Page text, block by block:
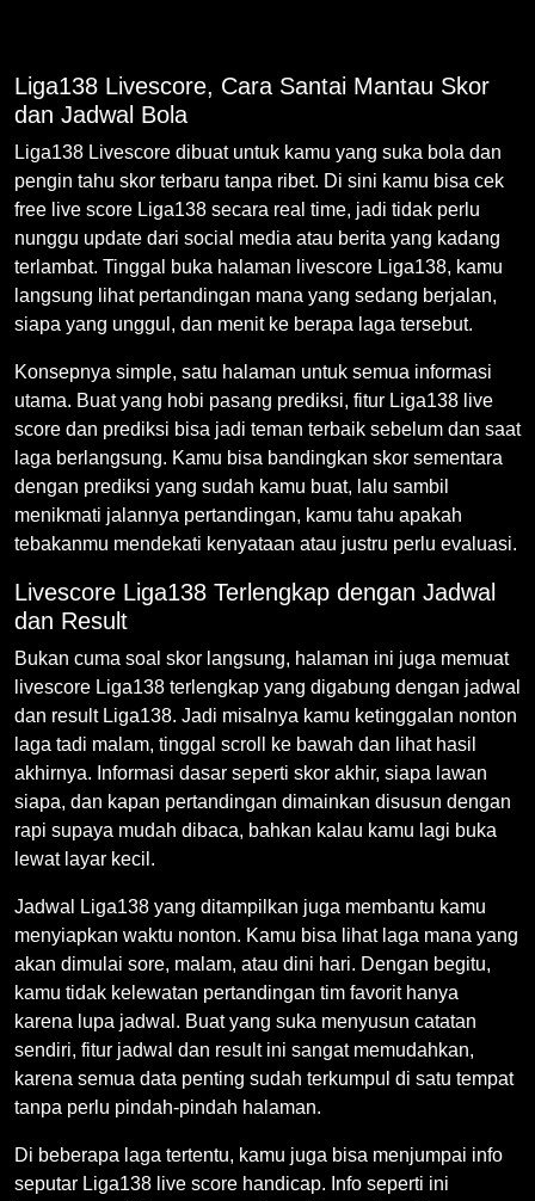
Liga138 Livescore, Cara Santai Mantau Skor
dan Jadwal Bola
Liga138 Livescore dibuat untuk kamu yang suka bola dan
pengin tahu skor terbaru tanpa ribet. Di sini kamu bisa cek
free live score Liga138 secara real time, jadi tidak perlu
nunggu update dari social media atau berita yang kadang
terlambat. Tinggal buka halaman livescore Liga138, kamu
langsung lihat pertandingan mana yang sedang berjalan,
siapa yang unggul, dan menit ke berapa laga tersebut.
Konsepnya simple, satu halaman untuk semua informasi
utama. Buat yang hobi pasang prediksi, fitur Liga138 live
score dan prediksi bisa jadi teman terbaik sebelum dan saat
laga berlangsung. Kamu bisa bandingkan skor sementara
dengan prediksi yang sudah kamu buat, lalu sambil
menikmati jalannya pertandingan, kamu tahu apakah
tebakanmu mendekati kenyataan atau justru perlu evaluasi.
Livescore Liga138 Terlengkap dengan Jadwal
dan Result
Bukan cuma soal skor langsung, halaman ini juga memuat
livescore Liga138 terlengkap yang digabung dengan jadwal
dan result Liga138. Jadi misalnya kamu ketinggalan nonton
laga tadi malam, tinggal scroll ke bawah dan lihat hasil
akhirnya. Informasi dasar seperti skor akhir, siapa lawan
siapa, dan kapan pertandingan dimainkan disusun dengan
rapi supaya mudah dibaca, bahkan kalau kamu lagi buka
lewat layar kecil.
Jadwal Liga138 yang ditampilkan juga membantu kamu
menyiapkan waktu nonton. Kamu bisa lihat laga mana yang
akan dimulai sore, malam, atau dini hari. Dengan begitu,
kamu tidak kelewatan pertandingan tim favorit hanya
karena lupa jadwal. Buat yang suka menyusun catatan
sendiri, fitur jadwal dan result ini sangat memudahkan,
karena semua data penting sudah terkumpul di satu tempat
tanpa perlu pindah-pindah halaman.
Di beberapa laga tertentu, kamu juga bisa menjumpai info
seputar Liga138 live score handicap. Info seperti ini